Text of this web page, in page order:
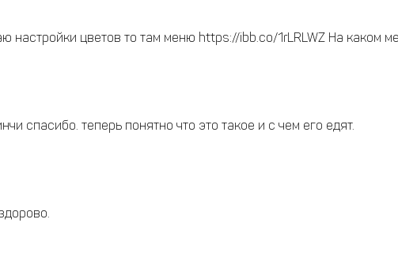
настройки цветов то там меню https://ibb.co/1rLRLWZ На каком
спасибо. теперь понятно что это такое и с чем его едят.